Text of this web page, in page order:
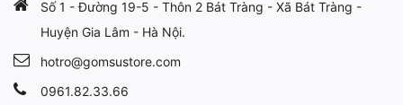
Số 1 - Đường 19-5 - Thôn 2 Bát Tràng - Xã Bát Tràng -
Huyện Gia Lâm - Hà Nội.
hotro@gomsustore.com
0961.82.33.66